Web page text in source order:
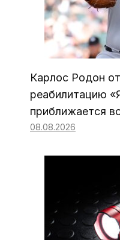
Карлос Родон
реабилитацию
приближается
08.08.2026